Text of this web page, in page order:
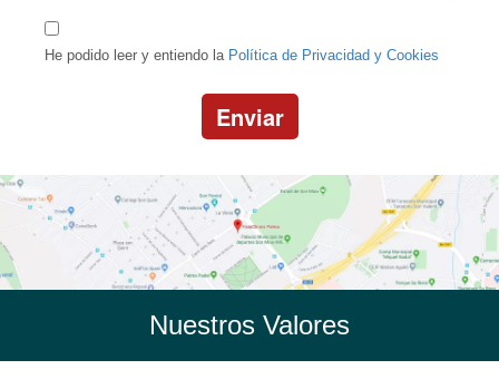
He podido leer y entiendo la Política de Privacidad y Cookies
Enviar
Nuestros Valores